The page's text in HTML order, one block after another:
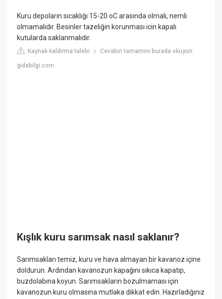
Kuru depoların sıcaklığı 15-20 oC arasında olmalı, nemli
olmamalıdır. Besinler tazeliğin korunması icin kapalı
kutularda saklanmalıdır.
Kaynak kaldırma talebi |Cevabın tamamını burada okuyun:
gidabilgi.com
Kışlık kuru sarımsak nasıl saklanır?
Sarımsakları temiz, kuru ve hava almayan bir kavanoz içine
doldurun. Ardından kavanozun kapağını sıkıca kapatıp,
buzdolabına koyun. Sarımsakların bozulmaması için
kavanozun kuru olmasına mutlaka dikkat edin. Hazırladığınız